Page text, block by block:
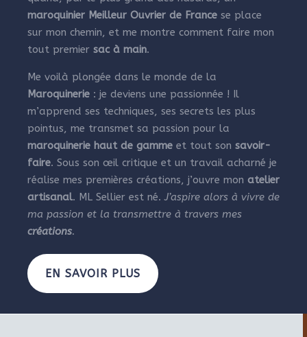
maroquinier Meilleur Ouvrier de France se place
sur mon chemin, et me montre comment faire mon
tout premier sac à main.
Me voilà plongée dans le monde de la
Maroquinerie : je deviens une passionnée ! Il
m’apprend ses techniques, ses secrets les plus
pointus, me transmet sa passion pour la
maroquinerie haut de gamme et tout son savoir-
faire. Sous son œil critique et un travail acharné je
réalise mes premières créations, j’ouvre mon atelier
artisanal. ML Sellier est né. J’aspire alors à vivre de
ma passion et la transmettre à travers mes
créations.
EN SAVOIR PLUS